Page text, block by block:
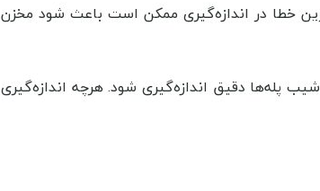
خطا در اندازه‌گیری ممکن است باعث شود مخزن
پله‌ها دقیق اندازه‌گیری شود. هرچه اندازه‌گیری